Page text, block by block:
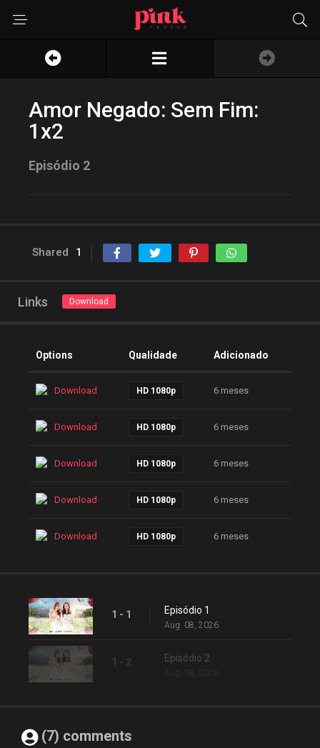
Amor Negado: Sem Fim:
1x2
Episódio 2
Shared 1
Links Download
Options Qualidade Adicionado
Download HD 1080p 6 meses
Download HD 1080p 6 meses
Download HD 1080p 6 meses
Download HD 1080p 6 meses
Download HD 1080p 6 meses
1 - 1 Episódio 1
Aug. 08, 2026
1 - 2 Episódio 2
(7) comments